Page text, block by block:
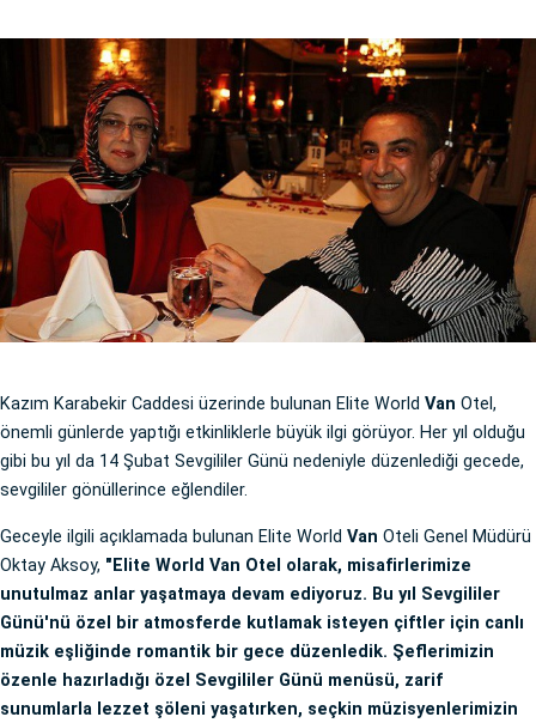
Kazım Karabekir Caddesi üzerinde bulunan Elite World Van Otel,
önemli günlerde yaptığı etkinliklerle büyük ilgi görüyor. Her yıl olduğu
gibi bu yıl da 14 Şubat Sevgililer Günü nedeniyle düzenlediği gecede,
sevgililer gönüllerince eğlendiler.
Geceyle ilgili açıklamada bulunan Elite World Van Oteli Genel Müdürü
Oktay Aksoy, "Elite World Van Otel olarak, misafirlerimize
unutulmaz anlar yaşatmaya devam ediyoruz. Bu yıl Sevgililer
Günü'nü özel bir atmosferde kutlamak isteyen çiftler için canlı
müzik eşliğinde romantik bir gece düzenledik. Şeflerimizin
özenle hazırladığı özel Sevgililer Günü menüsü, zarif
sunumlarla lezzet şöleni yaşatırken, seçkin müzisyenlerimizin